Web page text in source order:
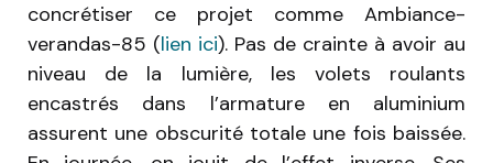
concrétiser ce projet comme Ambiance-
verandas-85 (lien ici). Pas de crainte à avoir au
niveau de la lumière, les volets roulants
encastrés dans l’armature en aluminium
assurent une obscurité totale une fois baissée.